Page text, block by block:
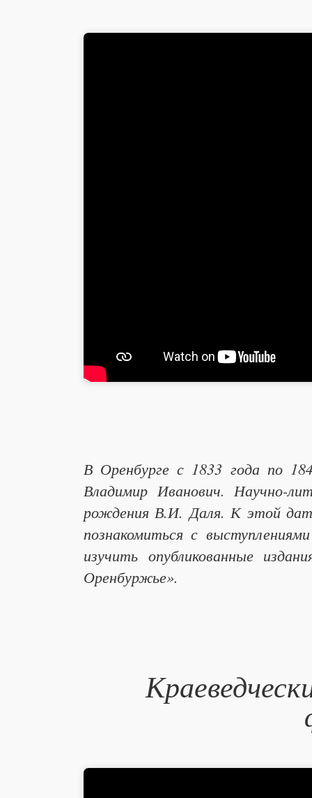
В Оренбурге с 1833 года по
Владимир Иванович. Научно-
рождения В.И. Даля. К этой
познакомиться с
изучить опубликованные
Оренбуржье».